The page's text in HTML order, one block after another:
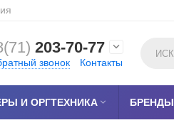
203-70-77 
звонок Контакты
И ОРГТЕХНИКА  БРЕНДЫ